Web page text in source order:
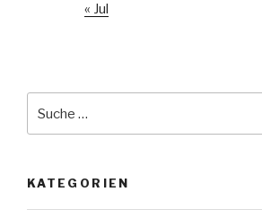
« Jul
nach:
KATEGORIEN